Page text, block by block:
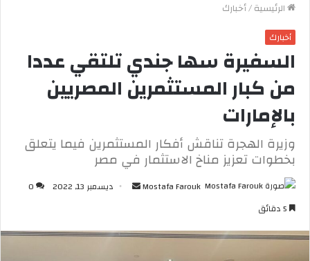
الرئيسية/أخبارك
أخبارك
السفيرة سها جندي تلتقي عددا
من كبار المستثمرين المصريين
بالإمارات
وزيرة الهجرة تناقش أفكار المستثمرين فيما يتعلق
بخطوات تعزيز مناخ الاستثمار في مصر
Mostafa Farouk
ل
ديسمبر 13, 2022
0